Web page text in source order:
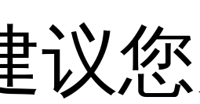
议